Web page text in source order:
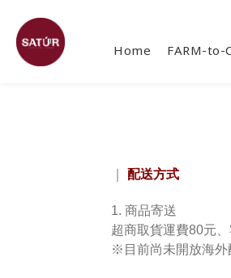
Home FARM-to-
配送方式
1. 商品寄送
超商取貨運費80元、
※目前尚未開放海外